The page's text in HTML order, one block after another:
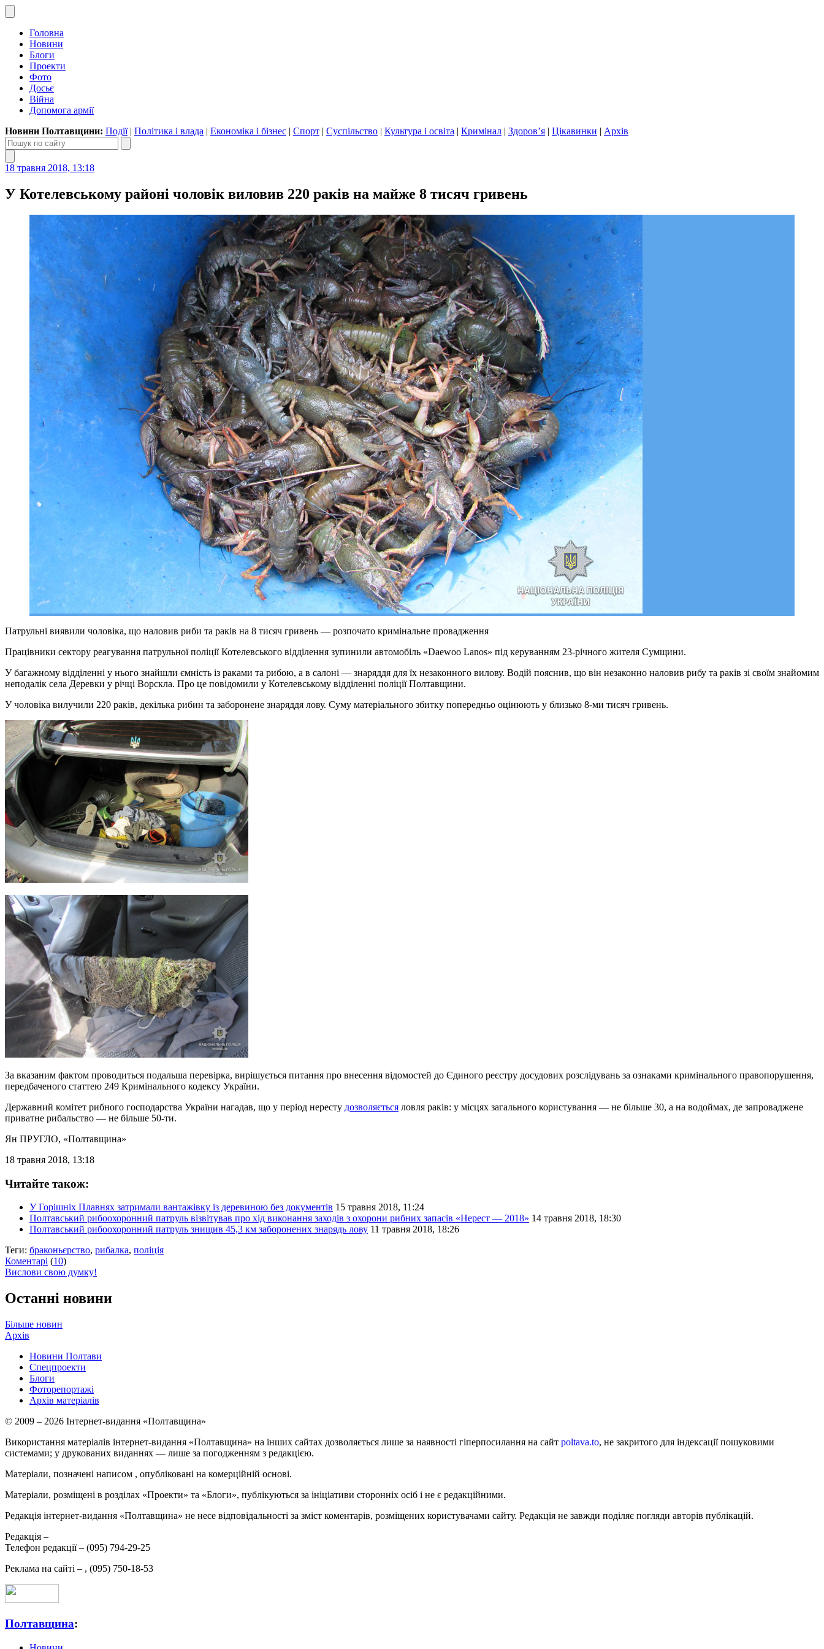
Головна
Новини
Блоги
Проекти
Фото
Досьє
Війна
Допомога армії
Новини Полтавщини: Події| Політика і влада | Економіка і бізнес | Спорт | Суспільство | Культура і освіта | Кримінал | Здоров’я | Цікавинки | Архів
18 травня 2018, 13:18
У Котелевському районі чоловік виловив 220 раків на майже 8 тисяч гривень
Патрульні виявили чоловіка, що наловив риби та раків на 8 тисяч гривень — розпочато кримінальне провадження
Працівники сектору реагування патрульної поліції Котелевського відділення зупинили автомобіль «Daewoo Lanos» під керуванням 23-річного жителя Сумщини.
У багажному відділенні у нього знайшли ємність із раками та рибою, а в салоні — знаряддя для їх незаконного вилову. Водій пояснив, що він незаконно наловив рибу та раків зі своїм знайомим
неподалік села Деревки у річці Ворскла. Про це повідомили у Котелевському відділенні поліції Полтавщини.
У чоловіка вилучили 220 раків, декілька рибин та заборонене знаряддя лову. Суму матеріального збитку попередньо оцінюють у близько 8-ми тисяч гривень.
За вказаним фактом проводиться подальша перевірка, вирішується питання про внесення відомостей до Єдиного реєстру досудових розслідувань за ознаками кримінального правопорушення,
передбаченого статтею 249 Кримінального кодексу України.
Державний комітет рибного господарства України нагадав, що у період нересту дозволяється ловля раків: у місцях загального користування — не більше 30, а на водоймах, де запроваджене
приватне рибальство — не більше 50-ти.
Ян ПРУГЛО, «Полтавщина»
18 травня 2018, 13:18
Читайте також:
У Горішніх Плавнях затримали вантажівку із деревиною без документів 15 травня 2018, 11:24
Полтавський рибоохоронний патруль візвітував про хід виконання заходів з охорони рибних запасів «Нерест — 2018» 14 травня 2018, 18:30
Полтавський рибоохоронний патруль знищив 45,3 км заборонених знарядь лову 11 травня 2018, 18:26
Теги: браконьєрство, рибалка, поліція
Коментарі (10)
Вислови свою думку!
Останні новини
Більше новин
Архів
Новини Полтави
Спецпроекти
Блоги
Фоторепортажі
Архів матеріалів
© 2009 – 2026 Інтернет-видання «Полтавщина»
Використання матеріалів інтернет-видання «Полтавщина» на інших сайтах дозволяється лише за наявності гіперпосилання на сайт poltava.to, не закритого для індексації пошуковими
системами; у друкованих виданнях — лише за погодженням з редакцією.
Матеріали, позначені написом , опубліковані на комерційній основі.
Матеріали, розміщені в розділах «Проекти» та «Блоги», публікуються за ініціативи сторонніх осіб і не є редакційними.
Редакція інтернет-видання «Полтавщина» не несе відповідальності за зміст коментарів, розміщених користувачами сайту. Редакція не завжди поділяє погляди авторів публікацій.
Редакція –
Телефон редакції – (095) 794-29-25
Реклама на сайті – , (095) 750-18-53
Полтавщина: